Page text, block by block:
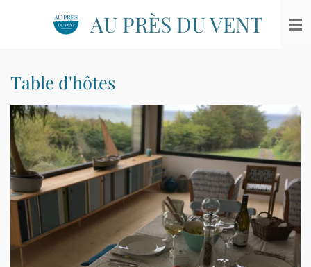
AU PRÈS DU VENT
Table d'hôtes